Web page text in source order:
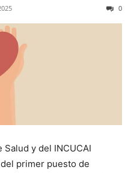
0
y del INCUCAI
primer puesto de